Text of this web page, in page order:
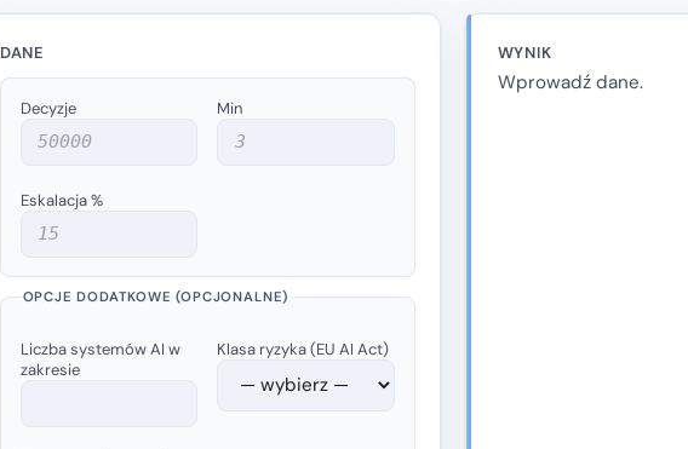
DANE
Decyzje Min
Eskalacja %
OPCJE DODATKOWE (OPCJONALNE)
Liczba systemów AI w
zakresie
Klasa ryzyka (EU AI Act)
WYNIK
Wprowadź dane.